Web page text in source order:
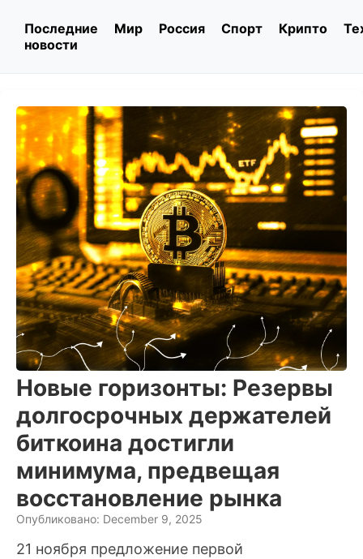
Последние
новости
Мир Россия Спорт Крипто
Новые горизонты: Резервы
долгосрочных держателей
биткоина достигли
минимума, предвещая
восстановление рынка
Опубликовано: December 9, 2025
21 ноября предложение первой